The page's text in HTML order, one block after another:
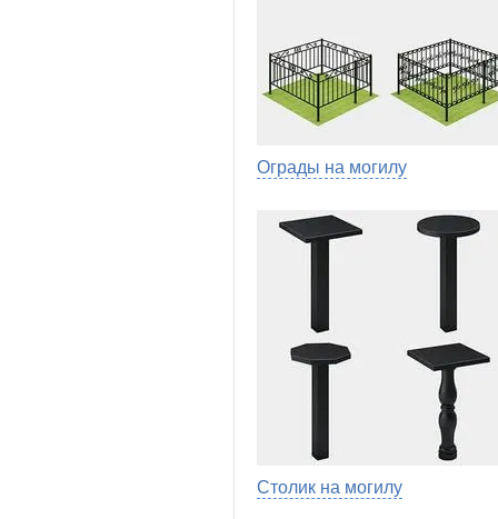
Ограды на могилу
Столик на могилу